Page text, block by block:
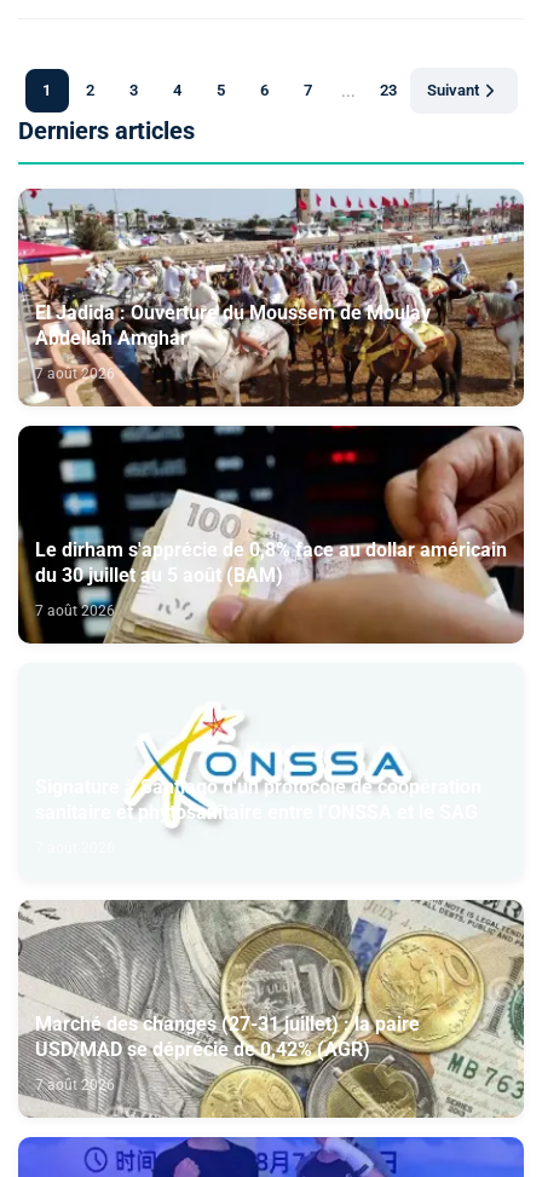
1 2 3 4 5 6 7 ... 23 Suivant
Derniers articles
El Jadida : Ouverture du Moussem de Moulay
Abdellah Amghar
7 août 2026
Le dirham s'apprécie de 0,8% face au dollar américain
du 30 juillet au 5 août (BAM)
7 août 2026
Signature à Santiago d'un protocole de coopération
sanitaire et phytosanitaire entre l’ONSSA et le SAG
Marché des changes (27-31 juillet) : la paire
USD/MAD se déprécie de 0,42% (AGR)
7 août 2026